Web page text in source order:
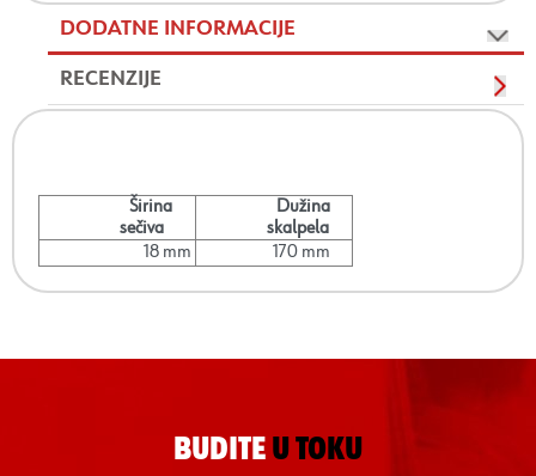
DODATNE INFORMACIJE
RECENZIJE
Širina
sečiva
Dužina
skalpela
18 mm
170 mm
BUDITE U TOKU